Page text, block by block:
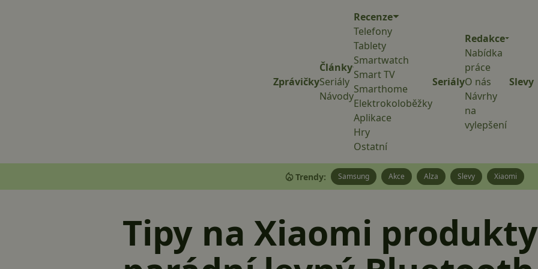
Zprávičky
Články
Seriály
Návody
Recenze
Telefony
Tablety
Smartwatch
Smart TV
Smarthome
Elektrokoloběžky
Aplikace
Hry
Ostatní
Seriály
Redakce
Nabídka
práce
O nás
Návrhy
na
vylepšení
Slevy
Trendy: Samsung Akce Alza Slevy Xiaomi
Tipy na Xiaomi